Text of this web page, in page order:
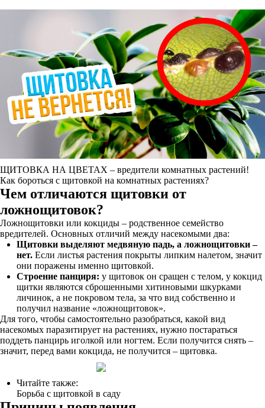
ЩИТОВКА НА ЦВЕТАХ – вредители комнатных растений!
Как бороться с щитовкой на комнатных растениях?
Чем отличаются щитовки от
ложнощитовок?
Ложнощитовки или кокциды – родственное семейство
вредителей. Основных отличий между насекомыми два:
Щитовки выделяют медвяную падь, а ложнощитовки –
нет. Если листья растения покрыты липким налетом, значит
они поражены именно щитовкой.
Строение панциря: у щитовок он сращен с телом, у кокцид
щитки являются сброшенными хитиновыми шкурками
личинок, а не покровом тела, за что вид собственно и
получил название «ложнощитовок».
Для того, чтобы самостоятельно разобраться, какой вид
насекомых паразитирует на растениях, нужно постараться
поддеть панцирь иголкой или ногтем. Если получится снять –
значит, перед вами кокцида, не получится – щитовка.
Читайте также:
Борьба с щитовкой в саду